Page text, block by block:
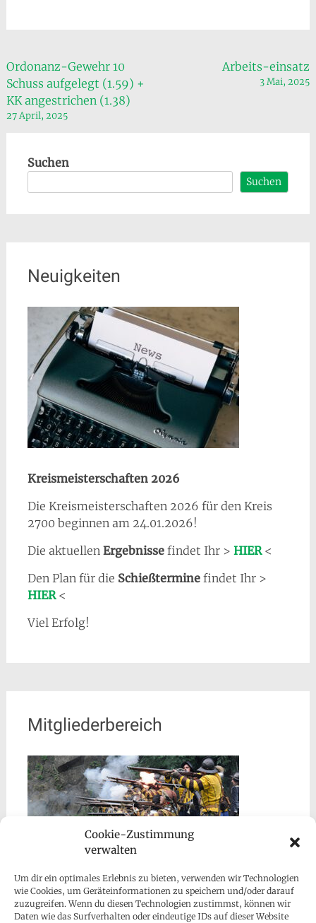
Cookie-Zustimmung
verwalten
Um dir ein optimales Erlebnis zu bieten, verwenden wir Technologien
wie Cookies, um Geräteinformationen zu speichern und/oder darauf
zuzugreifen. Wenn du diesen Technologien zustimmst, können wir
Daten wie das Surfverhalten oder eindeutige IDs auf dieser Website
Beitragsnavigation
Ordonanz-Gewehr 10
Schuss aufgelegt (1.59) +
KK angestrichen (1.38)
27 April, 2025
Arbeits-einsatz
3 Mai, 2025
Suchen
Suchen
Neuigkeiten
Kreismeisterschaften 2026
Die Kreismeisterschaften 2026 für den Kreis
2700 beginnen am 24.01.2026!
Die aktuellen Ergebnissefindet Ihr > HIER<
Den Plan für die Schießterminefindet Ihr >
HIER<
Viel Erfolg!
Mitgliederbereich